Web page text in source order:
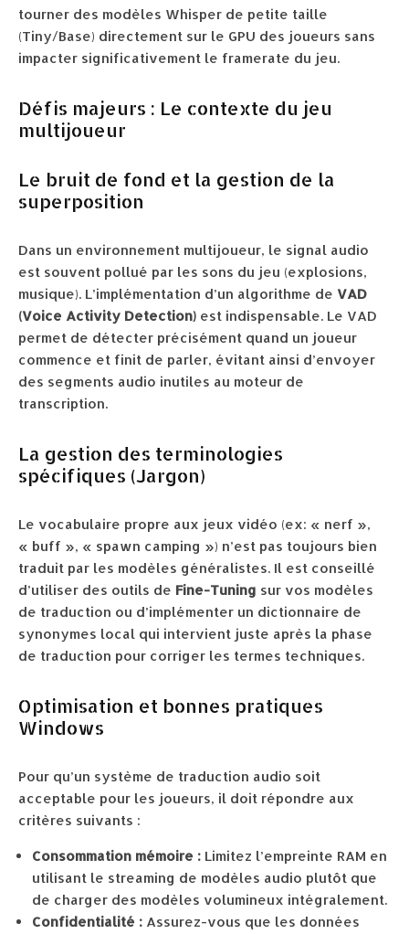
tourner des modèles Whisper de petite taille
(Tiny/Base) directement sur le GPU des joueurs sans
impacter significativement le framerate du jeu.
Défis majeurs : Le contexte du jeu
multijoueur
Le bruit de fond et la gestion de la
superposition
Dans un environnement multijoueur, le signal audio
est souvent pollué par les sons du jeu (explosions,
musique). L’implémentation d’un algorithme de VAD
(Voice Activity Detection) est indispensable. Le VAD
permet de détecter précisément quand un joueur
commence et finit de parler, évitant ainsi d’envoyer
des segments audio inutiles au moteur de
transcription.
La gestion des terminologies
spécifiques (Jargon)
Le vocabulaire propre aux jeux vidéo (ex: « nerf »,
« buff », « spawn camping ») n’est pas toujours bien
traduit par les modèles généralistes. Il est conseillé
d’utiliser des outils de Fine-Tuning sur vos modèles
de traduction ou d’implémenter un dictionnaire de
synonymes local qui intervient juste après la phase
de traduction pour corriger les termes techniques.
Optimisation et bonnes pratiques
Windows
Pour qu’un système de traduction audio soit
acceptable pour les joueurs, il doit répondre aux
critères suivants :
Consommation mémoire : Limitez l’empreinte RAM en
utilisant le streaming de modèles audio plutôt que
de charger des modèles volumineux intégralement.
Confidentialité : Assurez-vous que les données